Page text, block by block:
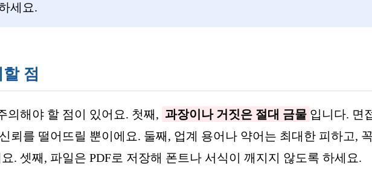
세요.
점
의해야 할 점이 있어요. 첫째, 과장이나 거짓은 절대 금물 입니다. 면
뢰를 떨어뜨릴 뿐이에요. 둘째, 업계 용어나 약어는 최대한 피하고,
. 셋째, 파일은 PDF로 저장해 폰트나 서식이 깨지지 않도록 하세요.